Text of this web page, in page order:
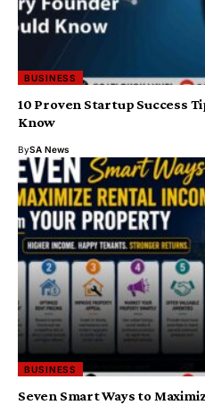
BUSINESS
10 Proven Startup Success
Know
BySA News
BUSINESS
Seven Smart Ways to